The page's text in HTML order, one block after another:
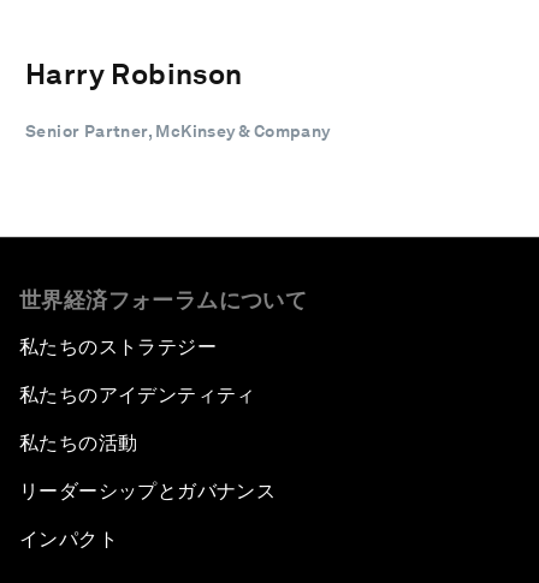
Harry Robinson
Senior Partner, McKinsey & Company
世界経済フォーラムについて
私たちのストラテジー
私たちのアイデンティティ
私たちの活動
リーダーシップとガバナンス
インパクト